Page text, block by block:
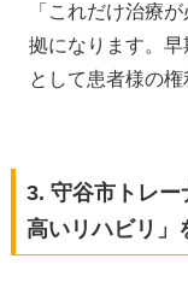
「これだけ治療
拠になります。
として患者様の権
3. 守谷市トレ
高いリハビリ」